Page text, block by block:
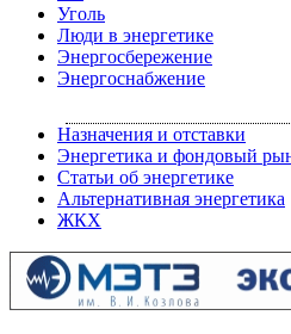
Уголь
Люди в энергетике
Энергосбережение
Энергоснабжение
Назначения и отставки
Энергетика и фондовый
Статьи об энергетике
Альтернативная энергетика
ЖКХ